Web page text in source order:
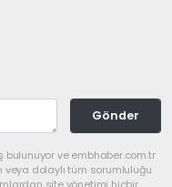
Gönder
bulunuyor ve embhaber.com.tr
veya dolaylı tüm sorumluluğu